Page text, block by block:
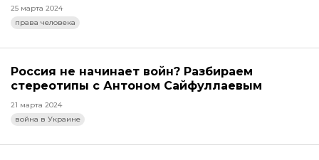
25 марта 2024
права человека
Россия не начинает войн? Разбираем
стереотипы с Антоном Сайфуллаевым
21 марта 2024
война в Украине